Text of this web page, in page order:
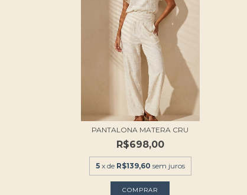
PANTALONA MATERA CRU
R$698,00
5 x de R$139,60 sem juros
COMPRAR